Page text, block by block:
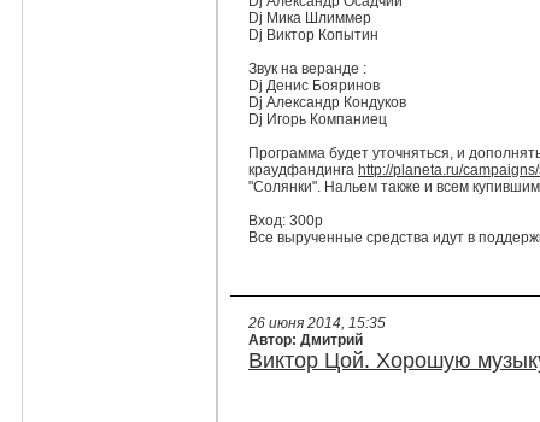
Dj Мика Шлиммер
Dj Виктор Копытин
Звук на веранде :
Dj Денис Бояринов
Dj Александр Кондуков
Dj Игорь Компаниец
Программа будет уточняться, и
краудфандинга http://planeta.ru/
"Солянки". Нальем также и всем
Вход: 300р
Все вырученные средства идут в
26 июня 2014, 15:35
Автор: Дмитрий
Виктор Цой. Хорошую